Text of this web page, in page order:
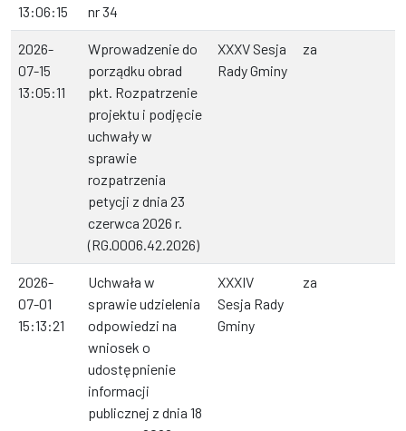
13:06:15
nr 34
2026-
07-15
13:05:11
Wprowadzenie do
porządku obrad
pkt. Rozpatrzenie
projektu i podjęcie
uchwały w
sprawie
rozpatrzenia
petycji z dnia 23
czerwca 2026 r.
(RG.0006.42.2026)
XXXV Sesja
Rady Gminy
za
2026-
07-01
15:13:21
Uchwała w
sprawie udzielenia
odpowiedzi na
wniosek o
udostępnienie
informacji
publicznej z dnia 18
XXXIV
Sesja Rady
Gminy
za